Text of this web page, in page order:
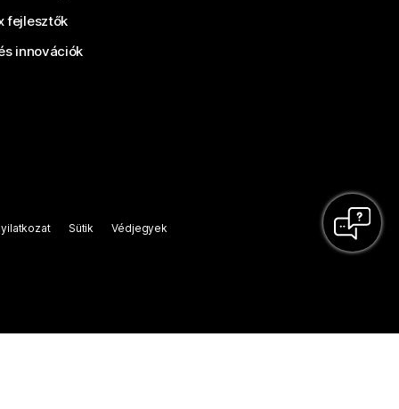
fejlesztők
innovációk
Sütik Védjegyek